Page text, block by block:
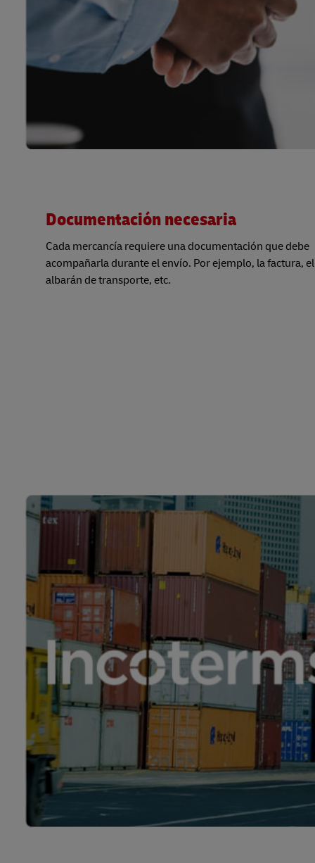
Documentación necesaria
Cada mercancía requiere una documentación que debe
acompañarla durante el envío. Por ejemplo, la factura, el
albarán de transporte, etc.